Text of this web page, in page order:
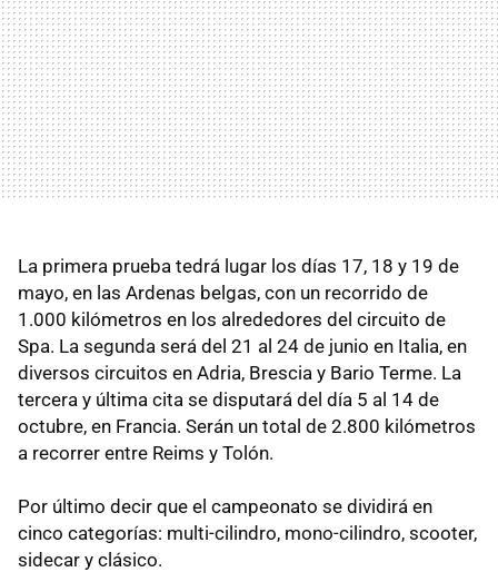
La primera prueba tedrá lugar los días 17, 18 y 19 de
mayo, en las Ardenas belgas, con un recorrido de
1.000 kilómetros en los alrededores del circuito de
Spa. La segunda será del 21 al 24 de junio en Italia, en
diversos circuitos en Adria, Brescia y Bario Terme. La
tercera y última cita se disputará del día 5 al 14 de
octubre, en Francia. Serán un total de 2.800 kilómetros
a recorrer entre Reims y Tolón.
Por último decir que el campeonato se dividirá en
cinco categorías: multi-cilindro, mono-cilindro, scooter,
sidecar y clásico.